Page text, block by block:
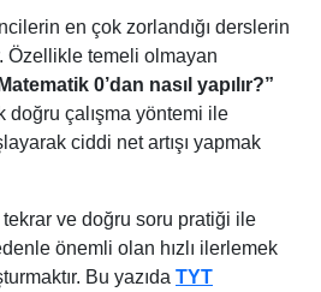
en çok zorlandığı derslerin
Özellikle temeli olmayan
0’dan nasıl yapılır?”
doğru çalışma yöntemi ile
ciddi net artışı yapmak
ve doğru soru pratiği ile
önemli olan hızlı ilerlemek
Bu yazıda TYT